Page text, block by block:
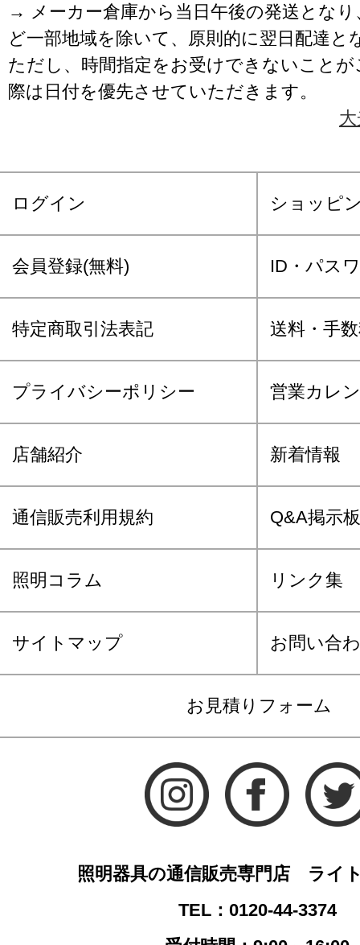
→ メーカー倉庫から当日午後の発送となり
ど一部地域を除いて、原則的に翌日配達と
ただし、時間指定をお受けできないこと
際は日付を優先させていただきます。
ログイン ショッピ
会員登録(無料) ID・パス
特定商取引法表記 送料・手
プライバシーポリシー 営業カレ
店舗紹介 新着情報
通信販売利用規約 Q&A掲示板
照明コラム リンク集
サイトマップ お問い合
お見積りフォーム
照明器具の通信販売専門店 ライ
TEL：0120-44-3374